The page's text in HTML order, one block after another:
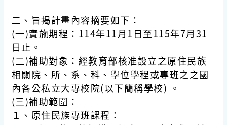
二、旨揭計畫內容摘要如下：
(一)實施期程：114年11月1日至115年7月31
日止。
(二)補助對象：經教育部核准設立之原住民族
相關院、所、系、科、學位學程或專班之之國
內各公私立大專校院(以下簡稱學校) 。
(三)補助範圍：
１、原住民族專班課程：